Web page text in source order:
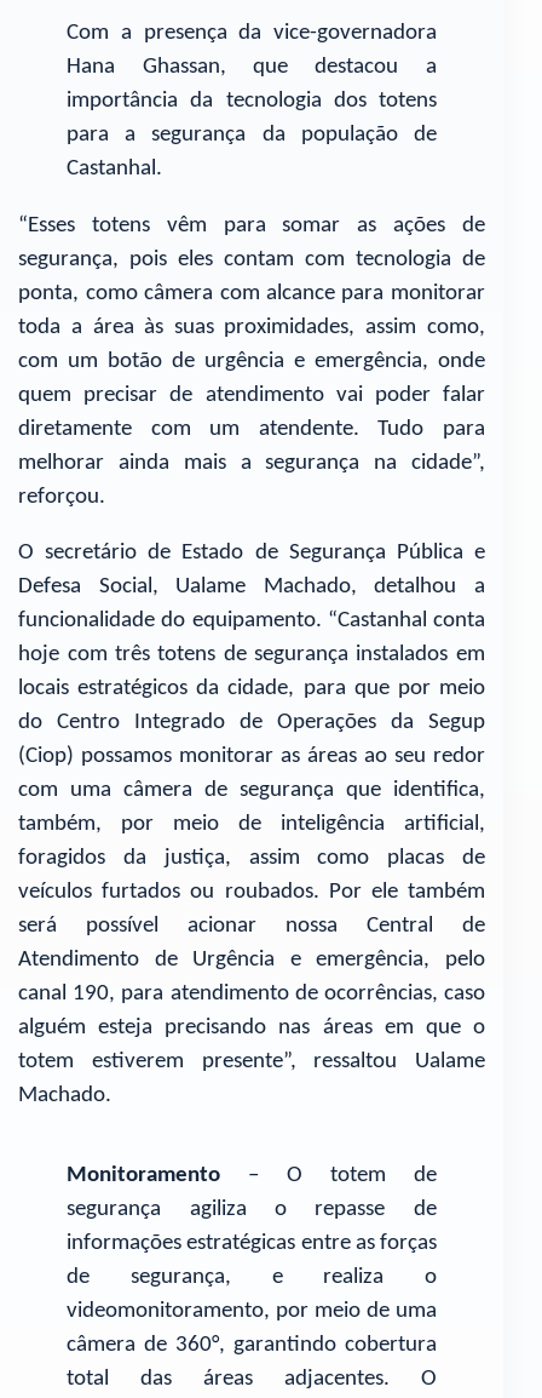
Com a presença da vice-governadora
Hana Ghassan, que destacou a
importância da tecnologia dos totens
para a segurança da população de
Castanhal.
“Esses totens vêm para somar as ações de
segurança, pois eles contam com tecnologia de
ponta, como câmera com alcance para monitorar
toda a área às suas proximidades, assim como,
com um botão de urgência e emergência, onde
quem precisar de atendimento vai poder falar
diretamente com um atendente. Tudo para
melhorar ainda mais a segurança na cidade”,
reforçou.
O secretário de Estado de Segurança Pública e
Defesa Social, Ualame Machado, detalhou a
funcionalidade do equipamento. “Castanhal conta
hoje com três totens de segurança instalados em
locais estratégicos da cidade, para que por meio
do Centro Integrado de Operações da Segup
(Ciop) possamos monitorar as áreas ao seu redor
com uma câmera de segurança que identifica,
também, por meio de inteligência artificial,
foragidos da justiça, assim como placas de
veículos furtados ou roubados. Por ele também
será possível acionar nossa Central de
Atendimento de Urgência e emergência, pelo
canal 190, para atendimento de ocorrências, caso
alguém esteja precisando nas áreas em que o
totem estiverem presente”, ressaltou Ualame
Machado.
Monitoramento – O totem de
segurança agiliza o repasse de
informações estratégicas entre as forças
de segurança, e realiza o
videomonitoramento, por meio de uma
câmera de 360°, garantindo cobertura
total das áreas adjacentes. O